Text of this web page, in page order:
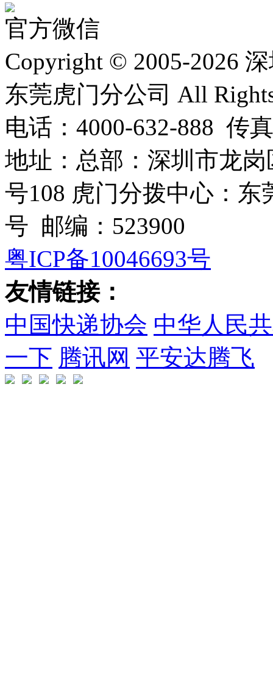
官方微信
Copyright © 2005-2026
东莞虎门分公司 All
电话：4000-632-888 传
地址：总部：深圳市龙
号108 虎门分拨中心：
号 邮编：523900
粤ICP备10046693号
友情链接：
中国快递协会 中华人民
一下 腾讯网 平安达腾飞